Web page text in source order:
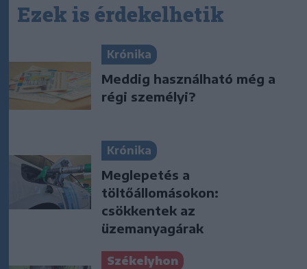
Ezek is érdekelhetik
Krónika
Meddig használható még a
régi személyi?
Krónika
Meglepetés a
töltőállomásokon:
csökkentek az
üzemanyagárak
Székelyhon